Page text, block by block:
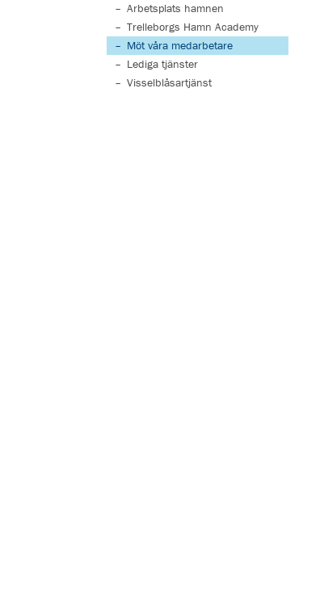
Arbetsplats hamnen
Trelleborgs Hamn Academy
Möt våra medarbetare
Lediga tjänster
Visselblåsartjänst